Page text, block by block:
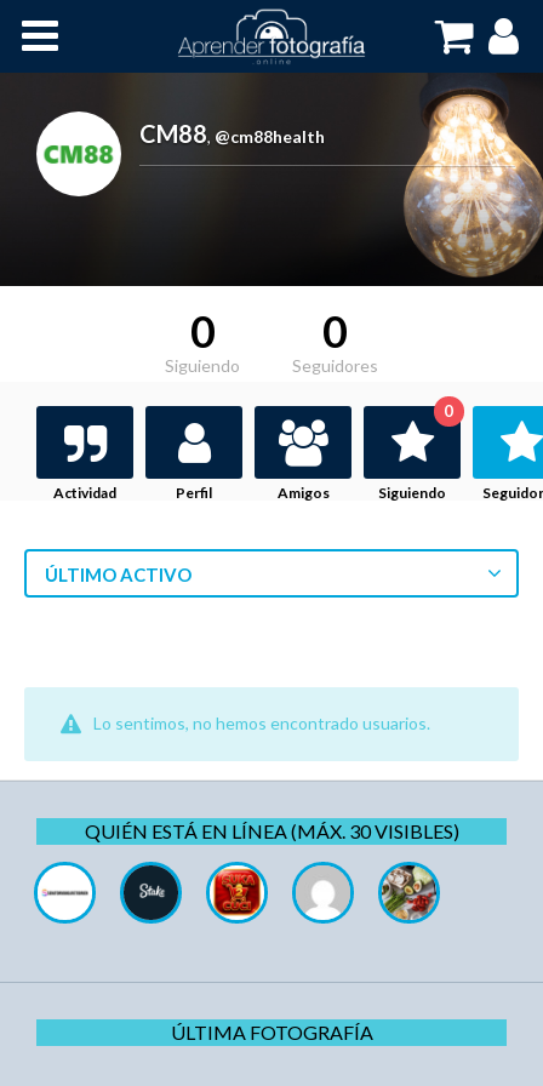
Cursos OnLine
CM88, @cm88health
0
Siguiendo
0
Seguidores
Actividad Perfil Amigos Siguiendo
0
ÚLTIMO ACTIVO
Lo sentimos, no hemos encontrado usuarios.
QUIÉN ESTÁ EN LÍNEA (MÁX. 30 VISIBLES)
ÚLTIMA FOTOGRAFÍA